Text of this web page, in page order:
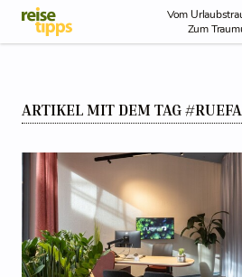
Skip to Content
Vom
Zum
NEWS
ARTIKEL MIT DEM TAG